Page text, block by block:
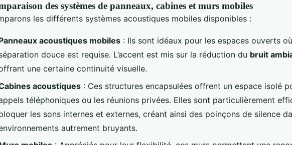
des systèmes de panneaux, cabines et murs mobiles
les différents systèmes acoustiques mobiles disponibles :
acoustiques mobiles : Ils sont idéaux pour les espaces ouverts
douce est requise. L’accent est mis sur la réduction du bruit
une certaine continuité visuelle.
acoustiques : Ces structures encapsulées offrent un espace isolé
téléphoniques ou les réunions privées. Elles sont particulièrement
les sons internes et externes, créant ainsi des poinçons de silence
autrement bruyants.